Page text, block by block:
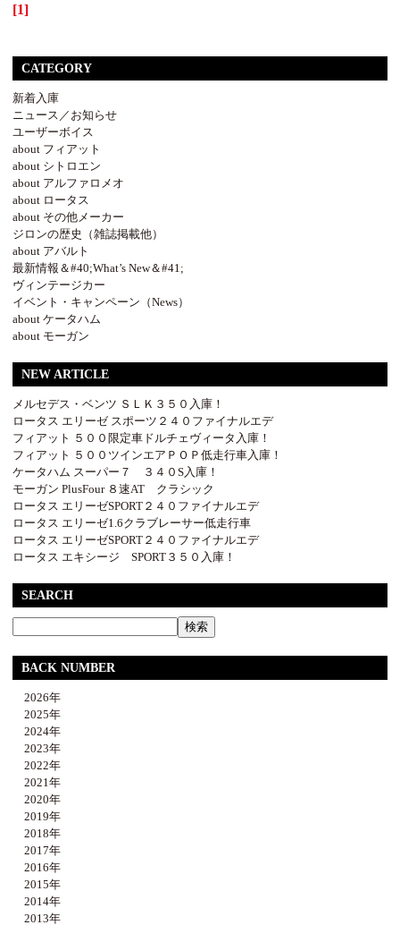
[1]
CATEGORY
新着入庫
ニュース／お知らせ
ユーザーボイス
about フィアット
about シトロエン
about アルファロメオ
about ロータス
about その他メーカー
ジロンの歴史（雑誌掲載他）
about アバルト
最新情報＆#40;What’s New＆#41;
ヴィンテージカー
イベント・キャンペーン（News）
about ケータハム
about モーガン
NEW ARTICLE
メルセデス・ベンツ ＳＬＫ３５０入庫！
ロータス エリーゼ スポーツ２４０ファイナルエデ
フィアット ５００限定車ドルチェヴィータ入庫！
フィアット ５００ツインエアＰＯＰ低走行車入庫！
ケータハム スーパー７ ３４０S入庫！
モーガン PlusFour ８速AT クラシック
ロータス エリーゼSPORT２４０ファイナルエデ
ロータス エリーゼ1.6クラブレーサー低走行車
ロータス エリーゼSPORT２４０ファイナルエデ
ロータス エキシージ SPORT３５０入庫！
SEARCH
BACK NUMBER
2026年
2025年
2024年
2023年
2022年
2021年
2020年
2019年
2018年
2017年
2016年
2015年
2014年
2013年